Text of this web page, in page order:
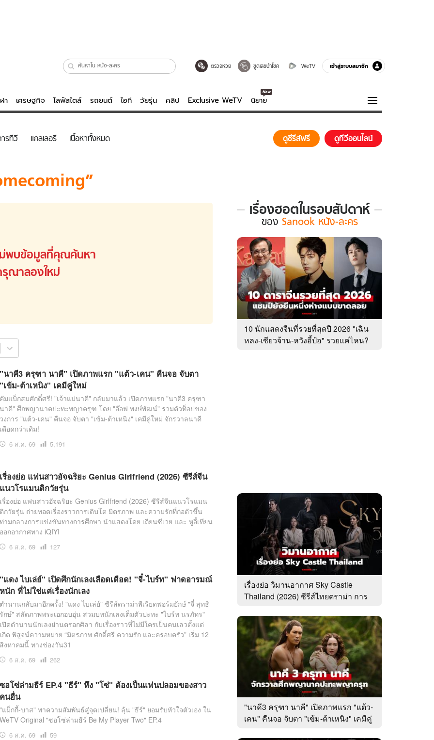
ตรวจหวย ขูดเลขนำโชค WeTV เข้าสู่ระบบสมาชิก
า เศรษฐกิจ ไลฟ์สไตล์ รถยนต์ ไอที วัยรุ่น คลิป Exclusive WeTV นิยาย
วจหวย ไลฟ์สไตล์
วัยรุ่น
เที่ยว-กิน
ความรู้รอบตัว
ฮาวทู
ติดต่อโฆษณา
tencentthbd sales@tencent.co.th
รทีวี แกลเลอรี เนื้อหาทั้งหมด ดูซีรีส์ฟรี ดูทีวีออนไลน์
พบข้อมูลที่คุณค้นหา
ณาลองใหม่
"นาคี3 ครุฑา นาคี" เปิดภาพแรก "แต้ว-เคน" คืนจอ จับตา
"เข้ม-ต้าเหนิง" เคมีคู่ใหม่
คัมแบ็กสมศักดิ์ศรี! "เจ้าแม่นาคี" กลับมาแล้ว เปิดภาพแรก "นาคี3 ครุฑา
นาคี" ศึกพญานาคปะทะพญาครุฑ โดย "อ๊อฟ พงษ์พัฒน์" รวมตัวท็อปของ
วงการ "แต้ว-เคน" คืนจอ จับตา "เข้ม-ต้าเหนิง" เคมีคู่ใหม่ จักรวาลนาคี
เดือดกว่าเดิม!
6 ส.ค. 69
เปิด
5,191
เรื่องย่อ แฟนสาวอัจฉริยะ Genius Girlfriend (2026) ซีรีส์จีน
แนวโรแมนติกวัยรุ่น
เรื่องย่อ แฟนสาวอัจฉริยะ Genius Girlfriend (2026) ซีรีส์จีนแนวโรแมน
ติกวัยรุ่น ถ่ายทอดเรื่องราวการเติบโต มิตรภาพ และความรักที่ก่อตัวขึ้น
ท่ามกลางการแข่งขันทางการศึกษา นำแสดงโดย เถียนซีเวย และ หูอี้เทียน
ออกอากาศทาง iQIYI
6 ส.ค. 69
เปิด
127
"แดง ไบเล่ย์" เปิดศึกนักเลงเลือดเดือด! "จี๋-ไบร์ท" ฟาดอารมณ์
หนัก ที่ไม่ใช่แค่เรื่องนักเลง
ตำนานกลับมาอีกครั้ง! "แดง ไบเล่ย์" ซีรีส์ดราม่าพีเรียดฟอร์มยักษ์ "จี๋ สุทธิ
รักษ์" สลัดภาพพระเอกอบอุ่น สวมบทนักเลงเต็มตัวปะทะ "ไบร์ท นรภัทร"
เปิดตำนานนักเลงย่านตรอกศิลา กับเรื่องราวที่ไม่มีใครเป็นคนเลวตั้งแต่
เกิด พิสูจน์ความหมาย “มิตรภาพ ศักดิ์ศรี ความรัก และครอบครัว” เริ่ม 12
สิงหาคมนี้ ทางช่องวัน31
6 ส.ค. 69
เปิด
262
ซอโซ่ล่ามธีร์ EP.4 "ธีร์" หึง "โซ่" ต้องเป็นแฟนปลอมของสาว
คนอื่น
"แม็กกี้-บาส" พาความสัมพันธ์สู่จุดเปลี่ยน! ลุ้น "ธีร์" ยอมรับหัวใจตัวเอง ใน
WeTV Original "ซอโซ่ล่ามธีร์ Be My Player Two" EP.4
6 ส.ค. 69
เปิด
59
เรื่องฮอตในรอบสัปดาห์
เรื่อง
ใน
รอบ
สัปดาห์
ของ
Sanook
หนัง-
ละคร
ของ Sanook หนัง-ละคร
10 นักแสดงจีนที่รวยที่สุดปี 2026 "เฉิน
หลง-เซียวจ้าน-หวังอี้ป๋อ" รวยแค่ไหน?
เรื่องย่อ วิมานอากาศ Sky Castle
Thailand (2026) ซีรีส์ไทยดราม่า การ
"นาคี3 ครุฑา นาคี" เปิดภาพแรก "แต้ว-
เคน" คืนจอ จับตา "เข้ม-ต้าเหนิง" เคมีคู่